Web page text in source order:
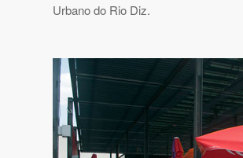
Urbano do Rio Diz.